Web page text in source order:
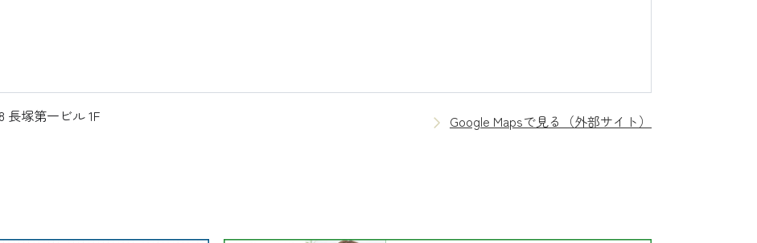
Google Mapsで見る（外部サイト）
長塚第一ビル 1F